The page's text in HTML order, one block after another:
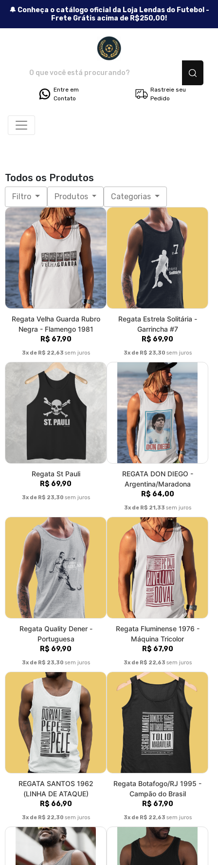
🔔 Conheça o catálogo oficial da Loja Lendas do Futebol -
Frete Grátis acima de R$250,00!
Entre em
Contato
Rastreie seu
Pedido
Todos os Produtos
Filtro Produtos Categorias
Regata Velha Guarda Rubro
Negra - Flamengo 1981
R$ 67,90
3x de R$ 22,63 sem juros
Regata Estrela Solitária -
Garrincha #7
R$ 69,90
3x de R$ 23,30 sem juros
Regata St Pauli
R$ 69,90
3x de R$ 23,30 sem juros
REGATA DON DIEGO -
Argentina/Maradona
R$ 64,00
3x de R$ 21,33 sem juros
Regata Quality Dener -
Portuguesa
R$ 69,90
3x de R$ 23,30 sem juros
Regata Fluminense 1976 -
Máquina Tricolor
R$ 67,90
3x de R$ 22,63 sem juros
REGATA SANTOS 1962
(LINHA DE ATAQUE)
R$ 66,90
3x de R$ 22,30 sem juros
Regata Botafogo/RJ 1995 -
Campão do Brasil
R$ 67,90
3x de R$ 22,63 sem juros